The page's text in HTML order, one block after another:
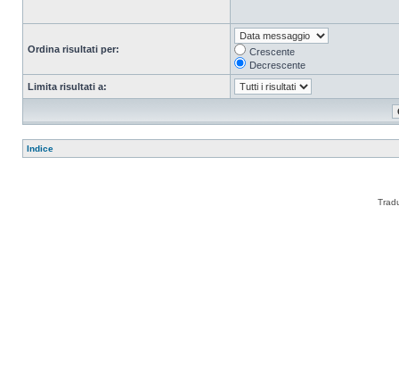
Ordina risultati per:
Crescente
Decrescente
Limita risultati a:
Indice